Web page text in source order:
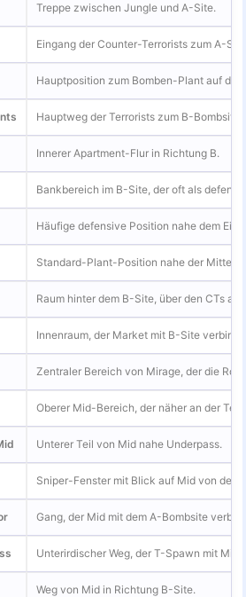
Treppe zwischen Jungle und A-Site.
Eingang der Counter-Terrorists zum A-
Hauptposition zum Bomben-Plant auf der
Hauptweg der Terrorists zum B-Bombsite.
Innerer Apartment-Flur in Richtung B.
Bankbereich im B-Site, der oft als
Häufige defensive Position nahe dem
Standard-Plant-Position nahe der Mitte
Raum hinter dem B-Site, über den CTs
Innenraum, der Market mit B-Site
Zentraler Bereich von Mirage, der die
Oberer Mid-Bereich, der näher an der
Unterer Teil von Mid nahe Underpass.
Sniper-Fenster mit Blick auf Mid von der
Gang, der Mid mit dem A-Bombsite
Unterirdischer Weg, der T-Spawn mit Mid
Weg von Mid in Richtung B-Site.